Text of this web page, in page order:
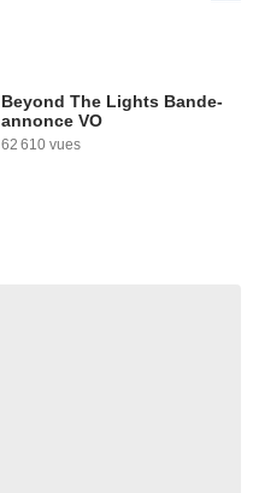
Beyond The Lights Bande-
annonce VO
62 610 vues